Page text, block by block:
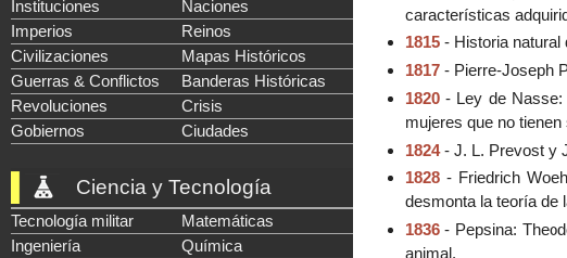
características
1815- Historia natural
1817- Pierre-Joseph
1820- Ley de Nasse:
mujeres que no
1824- J. L. Prevost y
1828- Friedrich
desmonta la teoría de
1836- Pepsina:
animal.
Instituciones
Naciones
Imperios
Reinos
Civilizaciones
Mapas Históricos
Guerras & Conflictos
Banderas Históricas
Revoluciones
Crisis
Gobiernos
Ciudades
Ciencia y Tecnología
Tecnología militar
Matemáticas
Ingeniería
Química